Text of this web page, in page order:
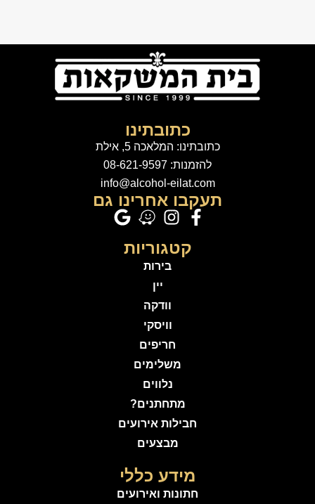
כתובתינו
כתובתינו: המלאכה 5, אילת
להזמנות: 08-621-9597
info@alcohol-eilat.com
תעקבו אחרינו גם
קטגוריות
בירות
יין
וודקה
וויסקי
חריפים
משלימים
נלווים
מתחתנים?
חבילות אירועים
מבצעים
מידע כללי
חתונות ואירועים